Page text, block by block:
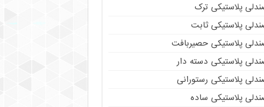
پلاستیکی ترک
پلاستیکی ثابت
پلاستیکی حصیربافت
پلاستیکی دسته دار
پلاستیکی رستورانی
پلاستیکی ساده